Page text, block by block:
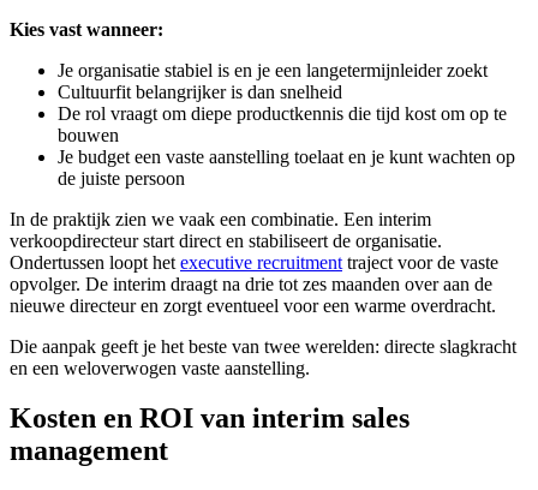
Kies vast wanneer:
Je organisatie stabiel is en je een langetermijnleider zoekt
Cultuurfit belangrijker is dan snelheid
De rol vraagt om diepe productkennis die tijd kost om op te
bouwen
Je budget een vaste aanstelling toelaat en je kunt wachten op
de juiste persoon
In de praktijk zien we vaak een combinatie. Een interim
verkoopdirecteur start direct en stabiliseert de organisatie.
Ondertussen loopt het executive recruitment traject voor de vaste
opvolger. De interim draagt na drie tot zes maanden over aan de
nieuwe directeur en zorgt eventueel voor een warme overdracht.
Die aanpak geeft je het beste van twee werelden: directe slagkracht
en een weloverwogen vaste aanstelling.
Kosten en ROI van interim sales
management